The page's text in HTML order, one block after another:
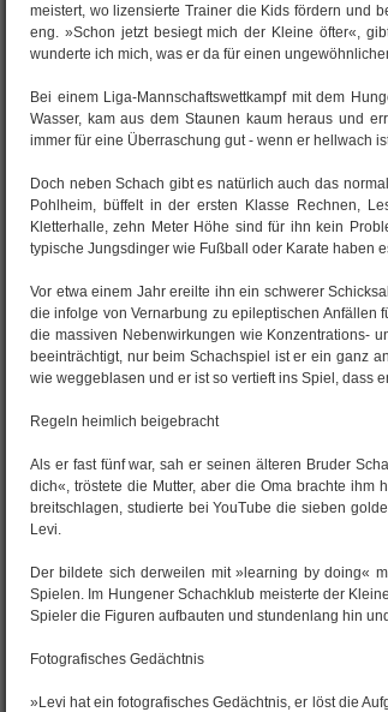
meistert, wo lizensierte Trainer die Kids fördern und
eng. »Schon jetzt besiegt mich der Kleine öfter«,
wunderte ich mich, was er da für einen
Bei einem Liga-Mannschaftswettkampf mit dem
Wasser, kam aus dem Staunen kaum heraus und
immer für eine Überraschung gut - wenn er hellwach
Doch neben Schach gibt es natürlich auch das
Pohlheim, büffelt in der ersten Klasse Rechnen,
Kletterhalle, zehn Meter Höhe sind für ihn kein
typische Jungsdinger wie Fußball oder Karate haben
Vor etwa einem Jahr ereilte ihn ein schwerer
die infolge von Vernarbung zu epileptischen Anfällen
die massiven Nebenwirkungen wie Konzentrations-
beeinträchtigt, nur beim Schachspiel ist er ein ganz
wie weggeblasen und er ist so vertieft ins Spiel, dass
Regeln heimlich beigebracht
Als er fast fünf war, sah er seinen älteren Bruder
dich«, tröstete die Mutter, aber die Oma brachte
breitschlagen, studierte bei YouTube die sieben
Levi.
Der bildete sich derweilen mit »learning by doing«
Spielen. Im Hungener Schachklub meisterte der
Spieler die Figuren aufbauten und stundenlang hin
Fotografisches Gedächtnis
»Levi hat ein fotografisches Gedächtnis, er löst die